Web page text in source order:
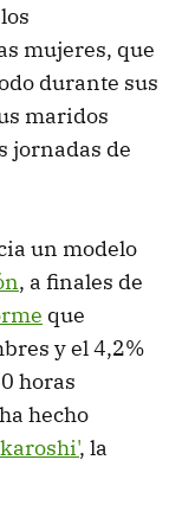
mujeres, que
durante sus
maridos
jornadas de
un modelo
, a finales de
que
y el 4,2%
horas
hecho
, la